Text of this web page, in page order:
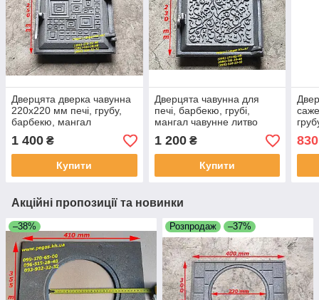
Дверцята дверка чавунна
220х220 мм печі, грубу,
барбекю, мангал
1 400 ₴
Купити
Дверцята чавунна для
печі, барбекю, грубі,
мангал чавунне литво
1 200₴
Купити
830
Акційні пропозиції та новинки
–38% Розпродаж –37%